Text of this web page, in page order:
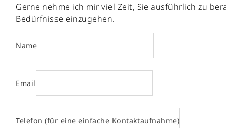
Gerne nehme ich mir viel Zeit, Sie ausführlich zu
Bedürfnisse einzugehen.
Name
Email
Telefon (für eine einfache Kontaktaufnahme)